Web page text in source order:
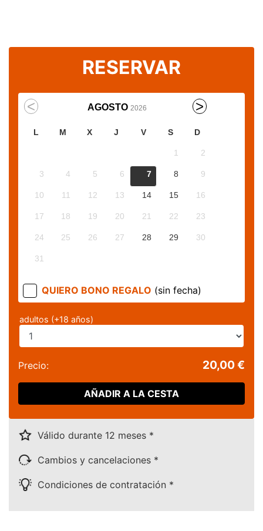
RESERVAR
AGOSTO 2026
L M X J V S D
1 2
3 4 5 6 7 8 9
10 11 12 13 14 15 16
17 18 19 20 21 22 23
24 25 26 27 28 29 30
31
QUIERO BONO REGALO (sin fecha)
adultos (+18 años)
Precio: 20,00 €
AÑADIR A LA CESTA
Válido durante 12 meses *
Cambios y cancelaciones *
Condiciones de contratación *